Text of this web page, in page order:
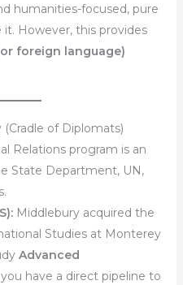
humanities-focused, pure
it. However, this provides
foreign language)
(Cradle of Diplomats)
Relations program is an
State Department, UN,
Middlebury acquired the
Studies at Monterey
Advanced
you have a direct pipeline to